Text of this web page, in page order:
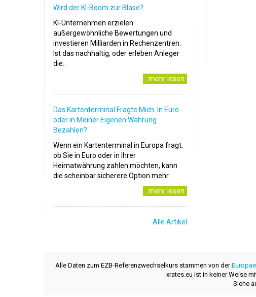
Wird der KI-Boom zur Blase?
KI-Unternehmen erzielen
außergewöhnliche Bewertungen und
investieren Milliarden in Rechenzentren.
Ist das nachhaltig, oder erleben Anleger
die..
..mehr lesen
Das Kartenterminal Fragte Mich: In Euro
oder in Meiner Eigenen Währung
Bezahlen?
Wenn ein Kartenterminal in Europa fragt,
ob Sie in Euro oder in Ihrer
Heimatwährung zahlen möchten, kann
die scheinbar sicherere Option mehr..
..mehr lesen
Alle Artikel
Alle Daten zum EZB-Referenzwechselkurs stammen von der
xrates.eu ist in keiner Weise
Siehe